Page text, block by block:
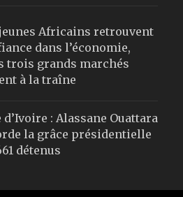
Africains retrouvent
dans l’économie,
trois grands marchés
à la traîne
d’Ivoire : Alassane Ouattara
la grâce présidentielle
détenus